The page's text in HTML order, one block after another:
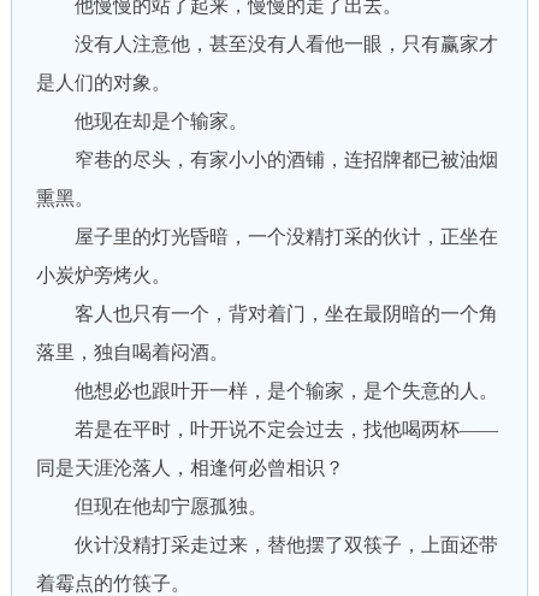
他慢慢的站了起来，慢慢的走了出去。
没有人注意他，甚至没有人看他一眼，只有赢家才
是人们的对象。
他现在却是个输家。
窄巷的尽头，有家小小的酒铺，连招牌都已被油烟
熏黑。
屋子里的灯光昏暗，一个没精打采的伙计，正坐在
小炭炉旁烤火。
客人也只有一个，背对着门，坐在最阴暗的一个角
落里，独自喝着闷酒。
他想必也跟叶开一样，是个输家，是个失意的人。
若是在平时，叶开说不定会过去，找他喝两杯——
同是天涯沦落人，相逢何必曾相识？
但现在他却宁愿孤独。
伙计没精打采走过来，替他摆了双筷子，上面还带
着霉点的竹筷子。